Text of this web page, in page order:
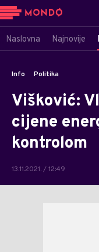
Naslovna Najnovije
Info Politika
Višković:
cijene
kontrolom
13.11.2021. / 12:49